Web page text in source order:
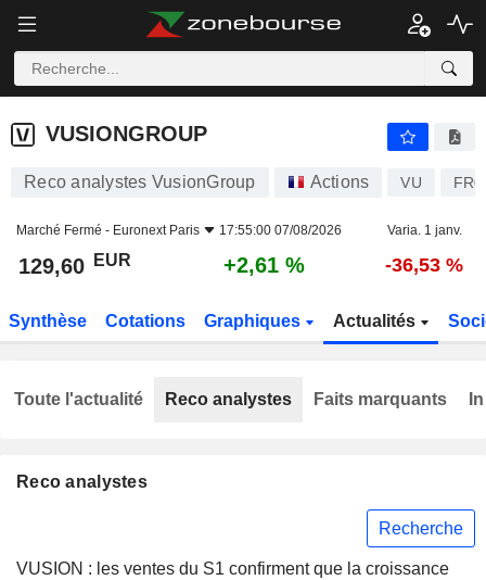
VUSIONGROUP
VUSIONGROUP
Reco analystes VusionGroup Actions VU
Marché Fermé - Euronext Paris 17:55:00 07/08/2026 Varia. 1 janv.
129,60 EUR +2,61 % -36,53 %
Synthèse Cotations Graphiques Actualités
Reco analystes
Recherche
VUSION : les ventes du S1 confirment que la croissance
Toute l'actualité Reco analystes Faits marquants